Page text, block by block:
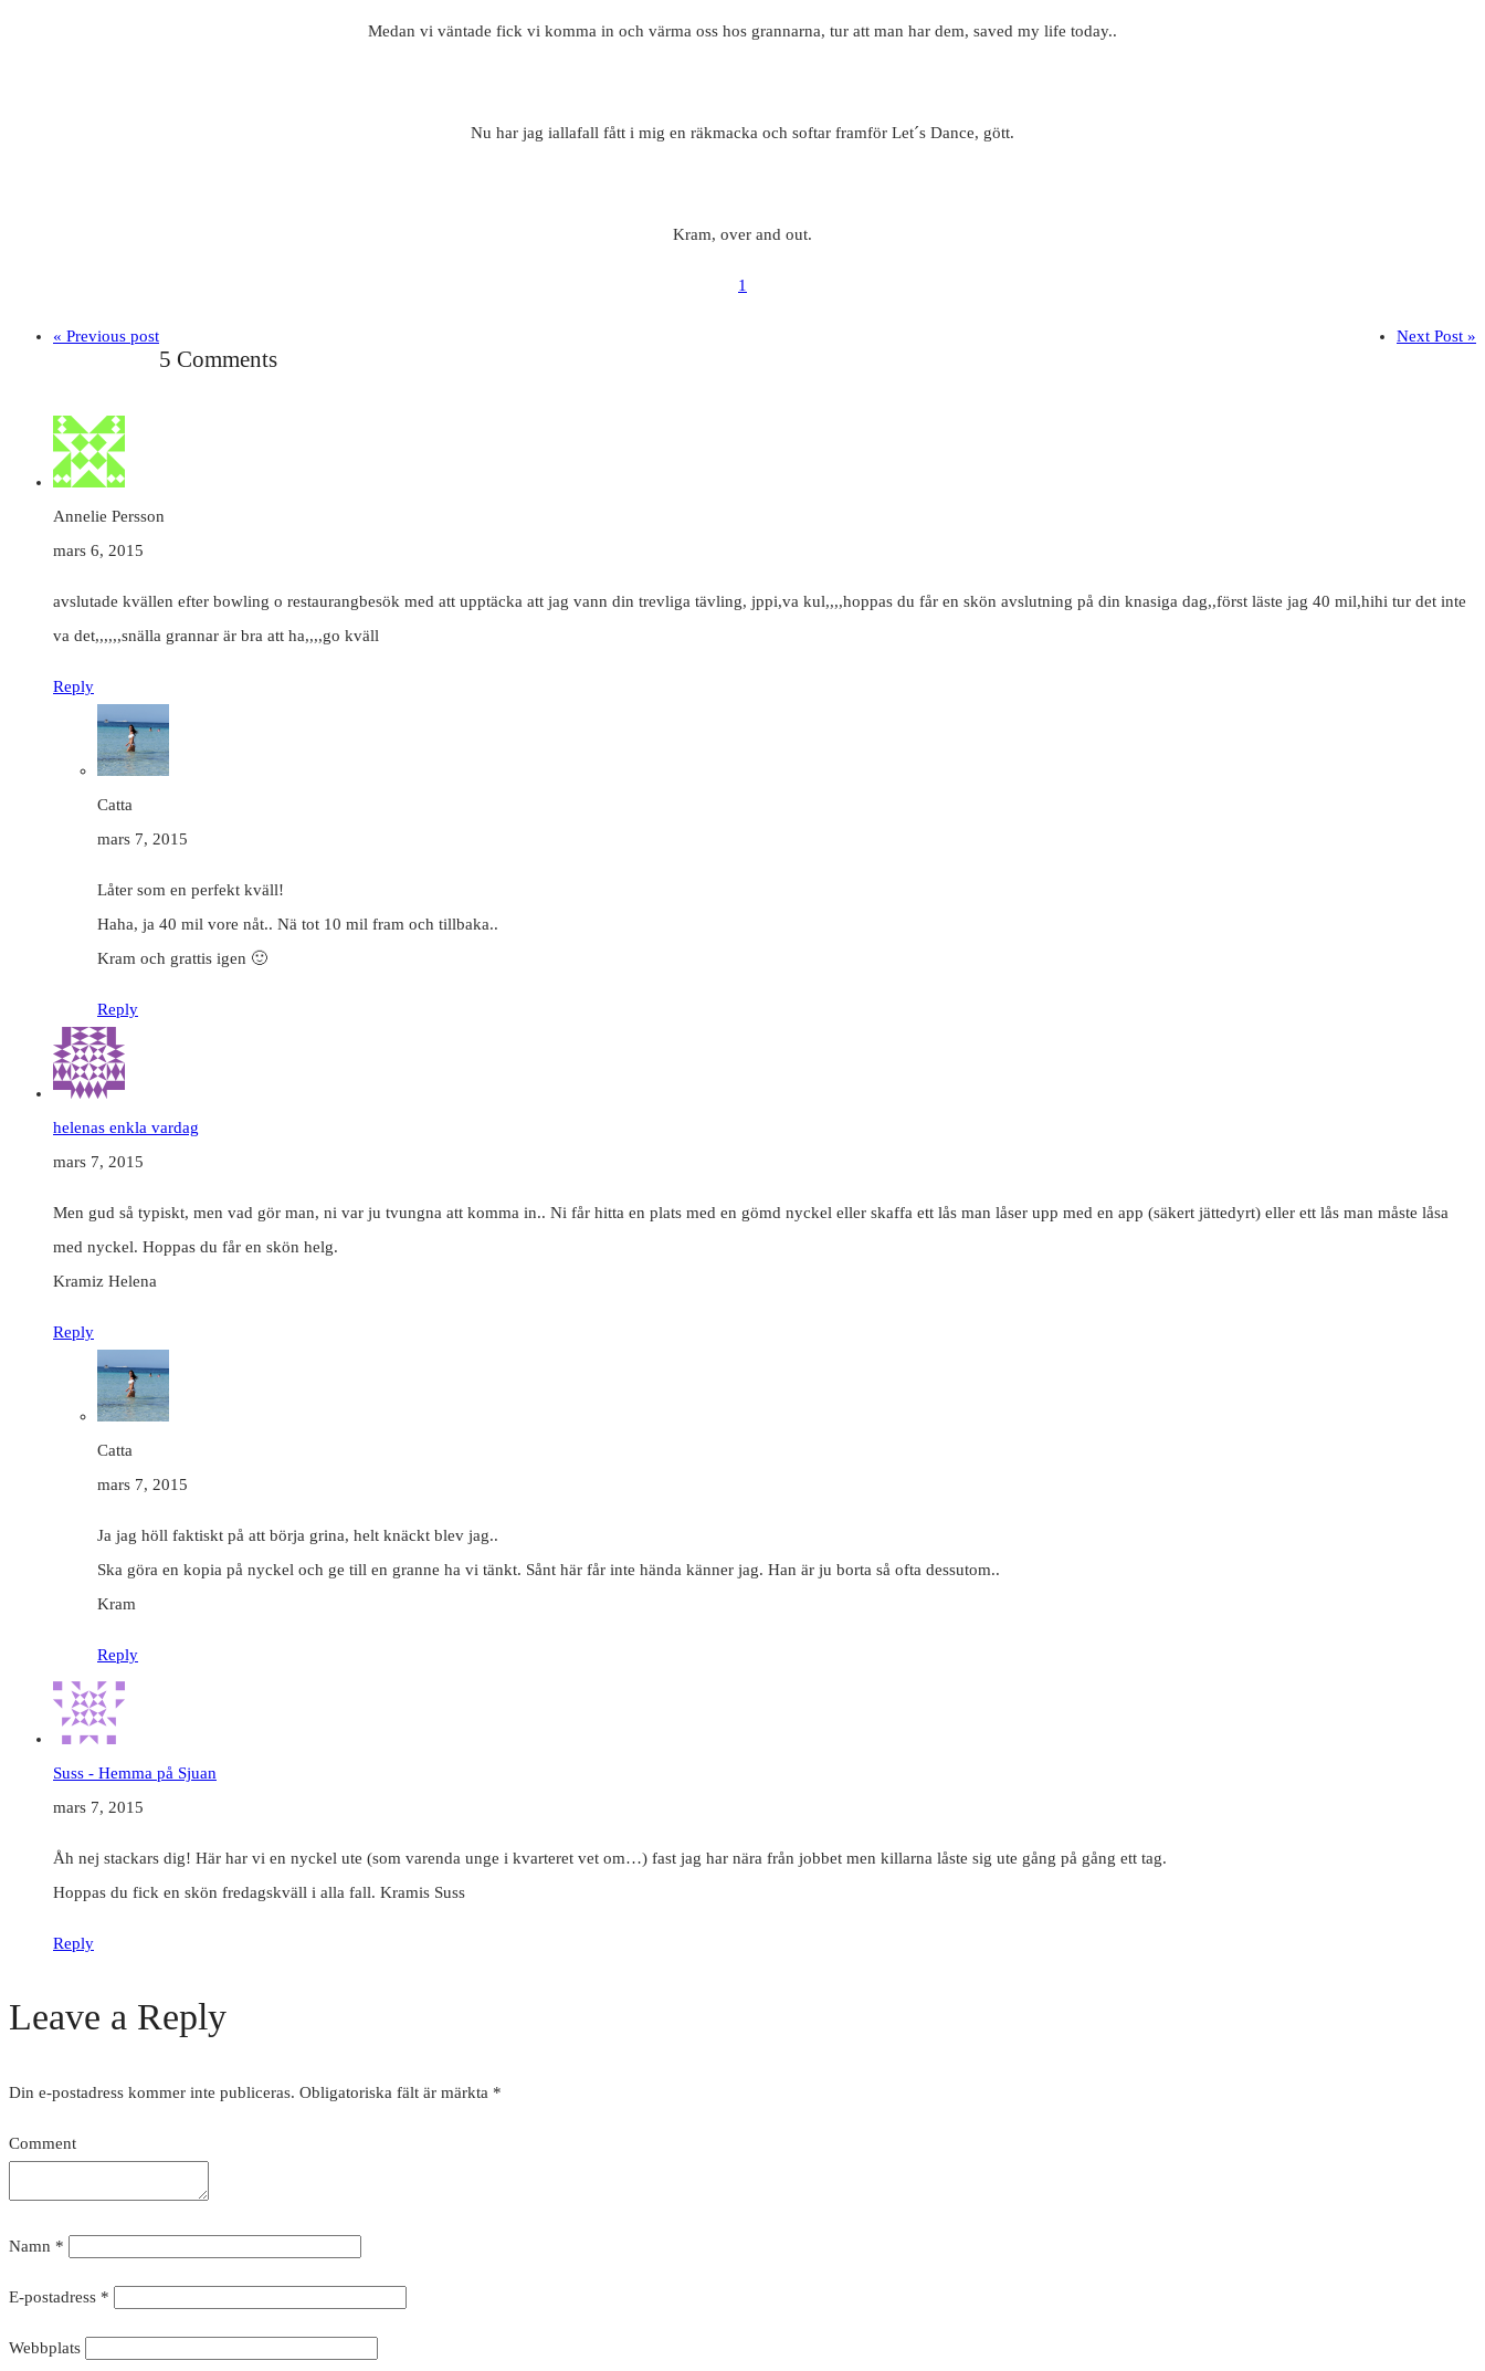
Medan vi väntade fick vi komma in och värma oss hos grannarna, tur att man har dem, saved my life today..
Nu har jag iallafall fått i mig en räkmacka och softar framför Let´s Dance, gött.
Kram, over and out.
1
« Previous post Next Post »
5 Comments
Annelie Persson
mars 6, 2015
avslutade kvällen efter bowling o restaurangbesök med att upptäcka att jag vann din trevliga tävling, jppi,va kul,,,,hoppas du får en skön avslutning på din knasiga dag,,först läste jag 40 mil,hihi tur det inte
va det,,,,,,snälla grannar är bra att ha,,,,go kväll
Reply
Catta
mars 7, 2015
Låter som en perfekt kväll!
Haha, ja 40 mil vore nåt.. Nä tot 10 mil fram och tillbaka..
Kram och grattis igen 🙂
Reply
helenas enkla vardag
mars 7, 2015
Men gud så typiskt, men vad gör man, ni var ju tvungna att komma in.. Ni får hitta en plats med en gömd nyckel eller skaffa ett lås man låser upp med en app (säkert jättedyrt) eller ett lås man måste låsa
med nyckel. Hoppas du får en skön helg.
Kramiz Helena
Reply
Catta
mars 7, 2015
Ja jag höll faktiskt på att börja grina, helt knäckt blev jag..
Ska göra en kopia på nyckel och ge till en granne ha vi tänkt. Sånt här får inte hända känner jag. Han är ju borta så ofta dessutom..
Kram
Reply
Suss - Hemma på Sjuan
mars 7, 2015
Åh nej stackars dig! Här har vi en nyckel ute (som varenda unge i kvarteret vet om…) fast jag har nära från jobbet men killarna låste sig ute gång på gång ett tag.
Hoppas du fick en skön fredagskväll i alla fall. Kramis Suss
Reply
Leave a Reply
Din e-postadress kommer inte publiceras. Obligatoriska fält är märkta *
Comment
Namn *
E-postadress *
Webbplats